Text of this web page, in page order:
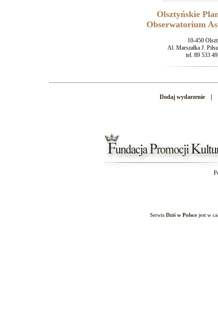
Olsztyńskie
Obserwatorium
10-450
Al. Marszałka J.
tel. 89 533
Dodaj wydarzenie
Serwis Dziś w Polscejest w